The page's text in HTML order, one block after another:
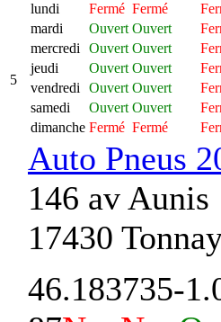
5
lundi
Fermé Fermé
mardi
Ouvert Ouvert
mercredi
Ouvert Ouvert
jeudi
Ouvert Ouvert
vendredi
Ouvert Ouvert
samedi
Ouvert Ouvert
dimanche Fermé Fermé
Auto Pneus
146 av Aunis
17430
46.183735-